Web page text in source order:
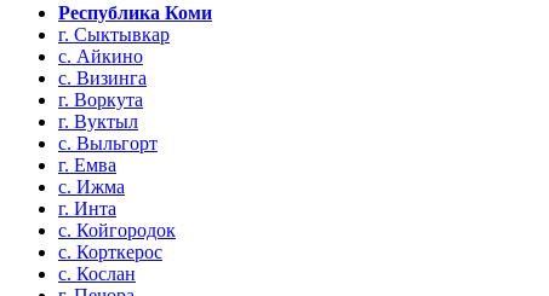
Республика Коми
г. Сыктывкар
с. Айкино
с. Визинга
г. Воркута
г. Вуктыл
с. Выльгорт
г. Емва
с. Ижма
г. Инта
с. Койгородок
с. Корткерос
с. Кослан